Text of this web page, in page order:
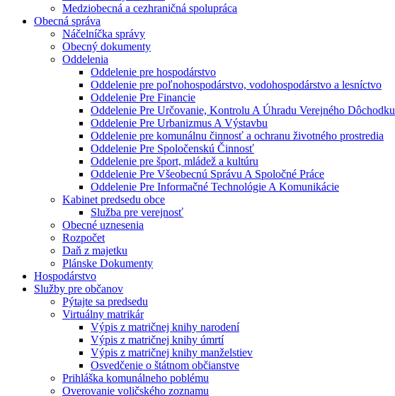
Medziobecná a cezhraničná spolupráca
Obecná správa
Náčelníčka správy
Obecný dokumenty
Oddelenia
Oddelenie pre hospodárstvo
Oddelenie pre poľnohospodárstvo, vodohospodárstvo a lesníctvo
Oddelenie Pre Financie
Oddelenie Pre Určovanie, Kontrolu A Úhradu Verejného Dôchodku
Oddelenie Pre Urbanizmus A Výstavbu
Oddelenie pre komunálnu činnosť a ochranu životného prostredia
Oddelenie Pre Spoločenskú Činnosť
Oddelenie pre šport, mládež a kultúru
Oddelenie Pre Všeobecnú Správu A Spoločné Práce
Oddelenie Pre Informačné Technológie A Komunikácie
Kabinet predsedu obce
Služba pre verejnosť
Obecné uznesenia
Rozpočet
Daň z majetku
Plánske Dokumenty
Hospodárstvo
Služby pre občanov
Pýtajte sa predsedu
Virtuálny matrikár
Výpis z matričnej knihy narodení
Výpis z matričnej knihy úmrtí
Výpis z matričnej knihy manželstiev
Osvedčenie o štátnom občianstve
Prihláška komunálneho poblému
Overovanie voličského zoznamu